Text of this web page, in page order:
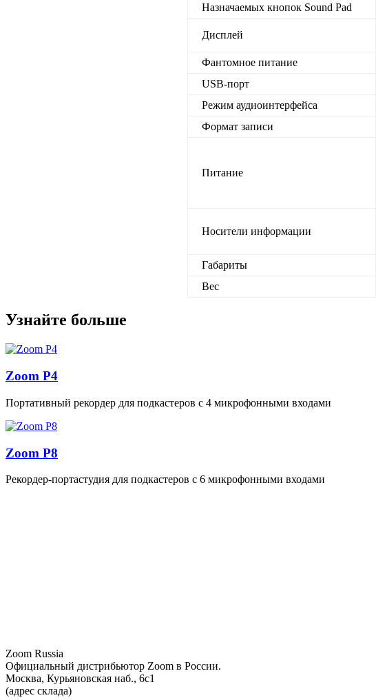
Назначаемых кнопок Sound Pad
Дисплей
Фантомное питание
USB-порт
Режим аудиоинтерфейса
Формат записи
Питание
Носители информации
Габариты
Вес
Узнайте больше
Zoom P4
Портативный рекордер для подкастеров с 4 микрофонными входами
Zoom P8
Рекордер-портастудия для подкастеров с 6 микрофонными входами
Zoom Russia
Официальный дистрибьютор Zoom в России.
Москва, Курьяновская наб., 6с1
(адрес склада)